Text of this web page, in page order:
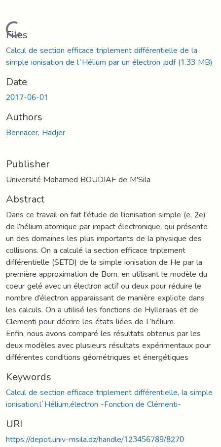
Loading...
Files
Calcul de section efficace triplement différentielle de la
simple ionisation de l`Hélium par un électron .pdf(1.33 MB)
Date
2017-06-01
Authors
Bennacer, Hadjer
Publisher
Université Mohamed BOUDIAF de M'Sila
Abstract
Dans ce travail on fait l'étude de l'ionisation simple (e, 2e)
de l’hélium atomique par impact électronique, qui présente
un des domaines les plus importants de la physique des
collisions. On a calculé la section efficace triplement
différentielle (SETD) de la simple ionisation de He par la
première approximation de Born, en utilisant le modèle du
coeur gelé avec un électron actif ou deux pour réduire le
nombre d’électron apparaissant de manière explicite dans
les calculs. On a utilisé les fonctions de Hylleraas et de
Clementi pour décrire les états liées de L’hélium.
Enfin, nous avons comparé les résultats obtenus par les
deux modèles avec plusieurs résultats expérimentaux pour
différentes conditions géométriques et énergétiques
Keywords
Calcul de section efficace triplement différentielle, la simple
ionisation,l`Hélium,électron -Fonction de Clémenti-
URI
https://depot.univ-msila.dz/handle/123456789/8270